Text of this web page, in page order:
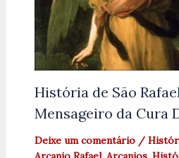
História de São
Mensageiro da Cura
Deixe um comentário /